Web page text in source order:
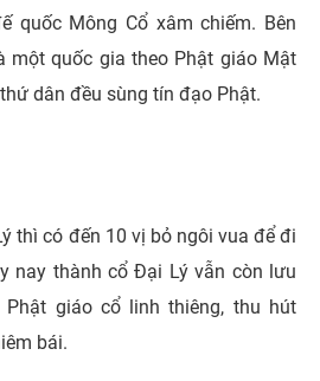
quốc Mông Cổ xâm chiếm. Bên
một quốc gia theo Phật giáo Mật
dân đều sùng tín đạo Phật.
thì có đến 10 vị bỏ ngôi vua để đi
nay thành cổ Đại Lý vẫn còn lưu
giáo cổ linh thiêng, thu hút
bái.